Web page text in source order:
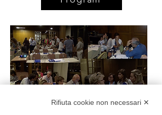
Rifiuta cookie non necessari ✕